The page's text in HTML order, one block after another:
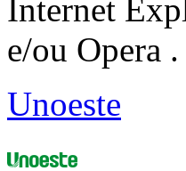
Internet
e/ou Opera .
Unoeste